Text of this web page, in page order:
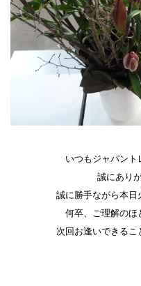
いつもジャパント
誠にあり
誠に勝手ながら本日
何卒、ご理解のほ
次回お逢いできるこ